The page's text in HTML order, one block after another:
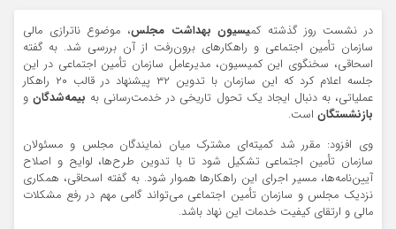
در نشست روز گذشته کمیسیون بهداشت مجلس، موضوع ناترازی مالی
سازمان تأمین اجتماعی و راهکارهای برون‌رفت از آن بررسی شد. به گفته
اسحاقی، سخنگوی این کمیسیون، مدیرعامل سازمان تأمین اجتماعی در این
جلسه اعلام کرد که این سازمان با تدوین ۳۲ پیشنهاد در قالب ۲۰ راهکار
عملیاتی، به دنبال ایجاد یک تحول تاریخی در خدمت‌رسانی به بیمه‌شدگانو
بازنشستگان است.
وی افزود: مقرر شد کمیته‌ای مشترک میان نمایندگان مجلس و مسئولان
سازمان تأمین اجتماعی تشکیل شود تا با تدوین طرح‌ها، لوایح و اصلاح
آیین‌نامه‌ها، مسیر اجرای این راهکارها هموار شود. به گفته اسحاقی، همکاری
نزدیک مجلس و سازمان تأمین اجتماعی می‌تواند گامی مهم در رفع مشکلات
مالی و ارتقای کیفیت خدمات این نهاد باشد.